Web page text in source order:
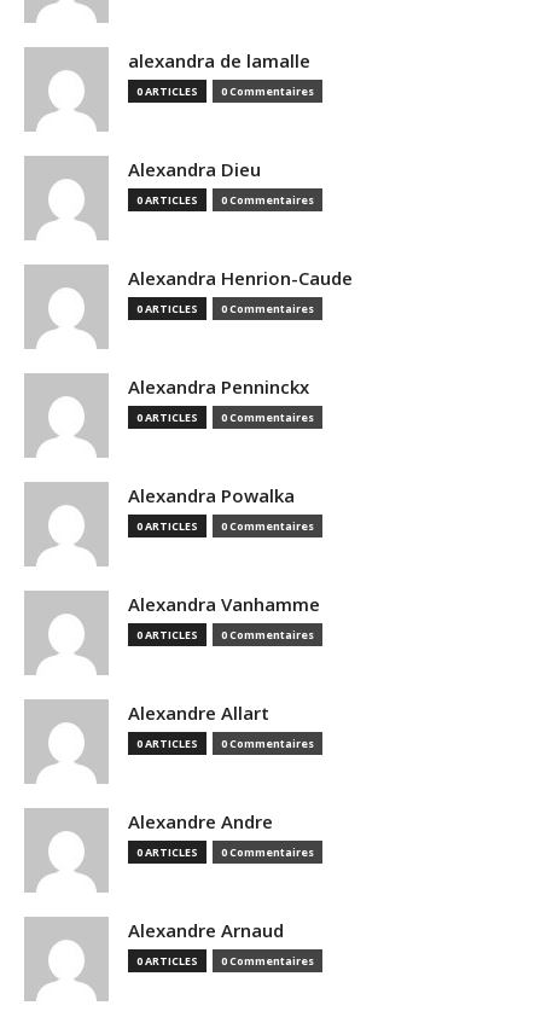
alexandra de lamalle
0 ARTICLES 0 Commentaires
Alexandra Dieu
0 ARTICLES 0 Commentaires
Alexandra Henrion-Caude
0 ARTICLES 0 Commentaires
Alexandra Penninckx
0 ARTICLES 0 Commentaires
Alexandra Powalka
0 ARTICLES 0 Commentaires
Alexandra Vanhamme
0 ARTICLES 0 Commentaires
Alexandre Allart
0 ARTICLES 0 Commentaires
Alexandre Andre
0 ARTICLES 0 Commentaires
Alexandre Arnaud
0 ARTICLES 0 Commentaires